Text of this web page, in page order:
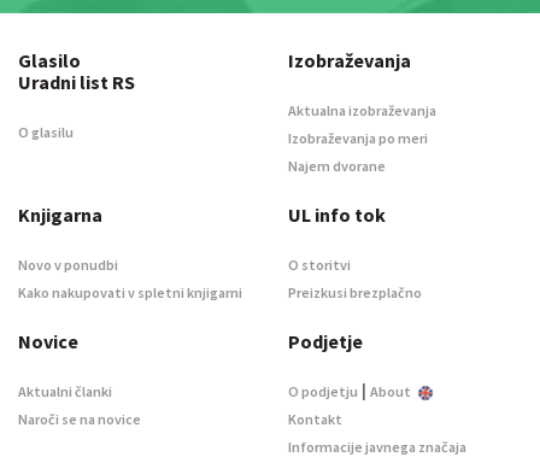
Glasilo
Uradni list RS
O glasilu
Izobraževanja
Aktualna izobraževanja
Izobraževanja po meri
Najem dvorane
Knjigarna
Novo v ponudbi
Kako nakupovati v spletni knjigarni
UL info tok
O storitvi
Preizkusi brezplačno
Novice
Aktualni članki
Naroči se na novice
Podjetje
O podjetju | About
Kontakt
Informacije javnega značaja